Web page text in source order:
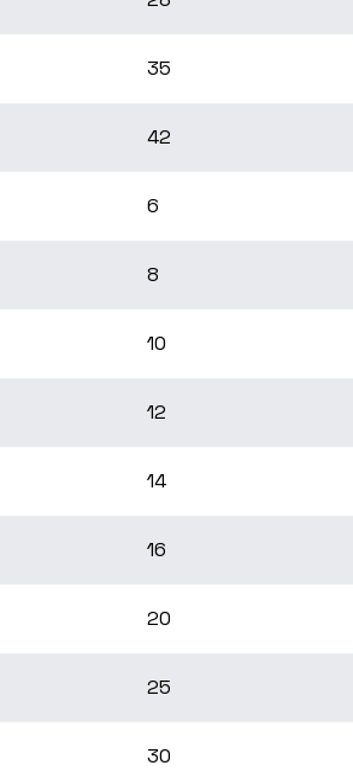
35
42
6
8
10
12
14
16
20
25
30